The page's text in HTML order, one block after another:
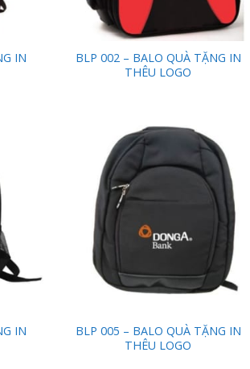
IN
BLP 002 – BALO QUÀ TẶNG IN
THÊU LOGO
IN
Add to
Wishlist
BLP 005 – BALO QUÀ TẶNG IN
THÊU LOGO